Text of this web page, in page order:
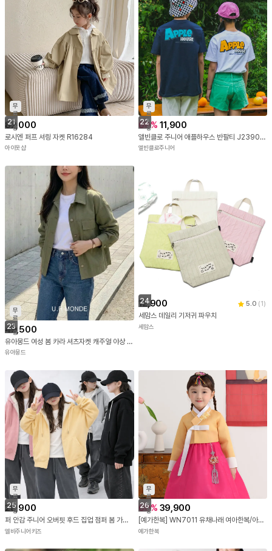
21
무
료
배
송
82,000
로시엔 퍼프 셔링 자켓 R16284
아이옷샵
22
무
료
배
송
66% 11,900
앨빈클로 주니어 애플하우스 반팔티 J23901 3컬러
앨빈클로주니어
23
무
료
배
송
49,500
유아몽드 여성 봄 카라 셔츠자켓 캐주얼 야상 오피스룩
유아몽드
24
12,900 5.0 (1 )
세맘스 데일리 기저귀 파우치
세맘스
25
무
료
배
송
28,900
퍼 안감 주니어 오버핏 후드 집업 점퍼 봄 가을 칼라 간절기 초등학생 중학생 후디 바람막이
엘비주니어키즈
26
무
료
배
송
60% 39,900
[예가한복] WN7011 유채나래 여아한복/아동한복
예가한복